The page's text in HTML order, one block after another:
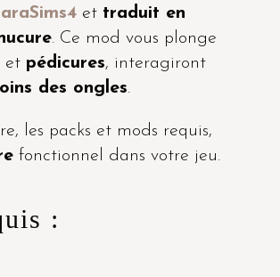
et traduit en
. Ce mod vous plonge
et pédicures, interagiront
des ongles.
les packs et mods requis,
fonctionnel dans votre jeu.
: